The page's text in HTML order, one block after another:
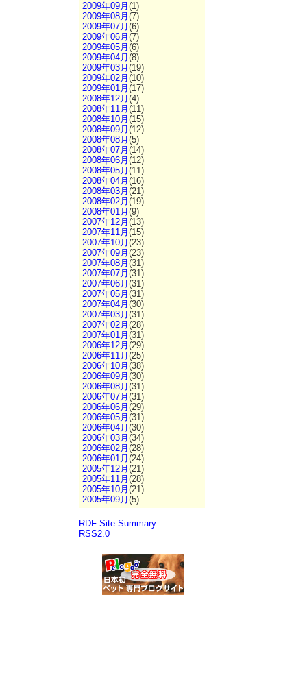
2009年09月 (1)
2009年08月 (7)
2009年07月 (6)
2009年06月 (7)
2009年05月 (6)
2009年04月 (8)
2009年03月 (19)
2009年02月 (10)
2009年01月 (17)
2008年12月 (4)
2008年11月 (11)
2008年10月 (15)
2008年09月 (12)
2008年08月 (5)
2008年07月 (14)
2008年06月 (12)
2008年05月 (11)
2008年04月 (16)
2008年03月 (21)
2008年02月 (19)
2008年01月 (9)
2007年12月 (13)
2007年11月 (15)
2007年10月 (23)
2007年09月 (23)
2007年08月 (31)
2007年07月 (31)
2007年06月 (31)
2007年05月 (31)
2007年04月 (30)
2007年03月 (31)
2007年02月 (28)
2007年01月 (31)
2006年12月 (29)
2006年11月 (25)
2006年10月 (38)
2006年09月 (30)
2006年08月 (31)
2006年07月 (31)
2006年06月 (29)
2006年05月 (31)
2006年04月 (30)
2006年03月 (34)
2006年02月 (28)
2006年01月 (24)
2005年12月 (21)
2005年11月 (28)
2005年10月 (21)
2005年09月 (5)
RDF Site Summary
RSS2.0